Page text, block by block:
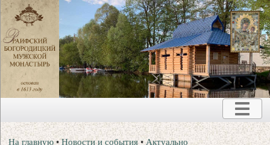
На главную •Новости и события • Актуально